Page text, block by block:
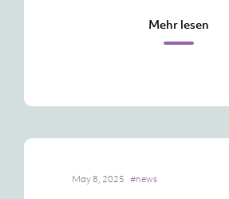
Mehr lesen
May 8, 2025 #news